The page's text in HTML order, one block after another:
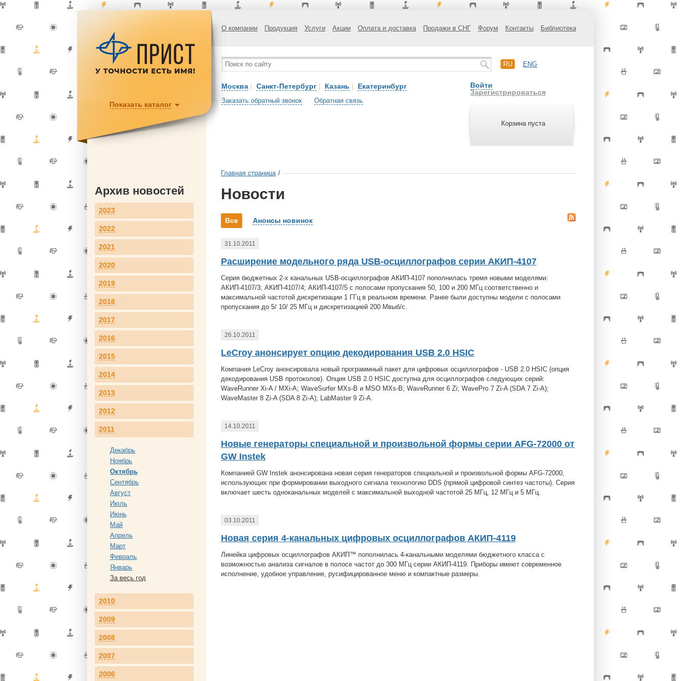
О компании Продукция Услуги Акции Оплата и доставка Продажи в СНГ Форум Контакты Библиотека
RU ENG
Москва | Санкт-Петербург | Казань | Екатеринбург
Заказать обратный звонок Обратная связь
Войти
Зарегистрироваться
Корзина пуста
Показать каталог
Архив новостей
2023
2022
2021
2020
2019
2018
2017
2016
2015
2014
2013
2012
2011
Декабрь
Ноябрь
Октябрь
Сентябрь
Август
Июль
Июнь
Май
Апрель
Март
Февраль
Январь
За весь год
2010
2009
2008
2007
2006
Главная страница /
Новости
Все Анонсы новинок
31.10.2011
Расширение модельного ряда USB-осциллографов серии АКИП-4107
Серия бюджетных 2-х канальных USB-осциллографов АКИП-4107 пополнилась тремя новыми моделями:
АКИП-4107/3; АКИП-4107/4; АКИП-4107/5 с полосами пропускания 50, 100 и 200 МГц соответственно и
максимальной частотой дискретизации 1 ГГц в реальном времени. Ранее были доступны модели с полосами
пропускания до 5/ 10/ 25 МГц и дискретизацией 200 Мвыб/с.
26.10.2011
LeCroy анонсирует опцию декодирования USB 2.0 HSIC
Компания LeCroy анонсировала новый программный пакет для цифровых осциллографов - USB 2.0 HSIC (опция
декодирования USB протоколов). Опция USB 2.0 HSIC доступна для осциллографов следующих серий:
WaveRunner Xi-A / MXi-A; WaveSurfer MXs-B и MSO MXs-B; WaveRunner 6 Zi; WavePro 7 Zi-A (SDA 7 Zi-A);
WaveMaster 8 Zi-A (SDA 8 Zi-A); LabMaster 9 Zi-A.
14.10.2011
Новые генераторы специальной и произвольной формы серии AFG-72000 от
GW Instek
Компанией GW Instek анонсирована новая серия генераторов специальной и произвольной формы AFG-72000,
использующих при формировании выходного сигнала технологию DDS (прямой цифровой синтез частоты). Серия
включает шесть одноканальных моделей с максимальной выходной частотой 25 МГц, 12 МГц и 5 МГц.
03.10.2011
Новая серия 4-канальных цифровых осциллографов АКИП-4119
Линейка цифровых осциллографов АКИП™ пополнилась 4-канальными моделями бюджетного класса с
возможностью анализа сигналов в полосе частот до 300 МГц серии АКИП-4119. Приборы имеют современное
исполнение, удобное управление, русифицированное меню и компактные размеры.